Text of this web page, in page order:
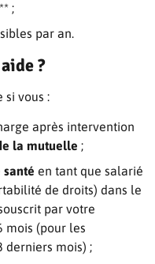
;
par an.
?
si vous :
après intervention
la mutuelle ;
santé en tant que salarié
de droits) dans le
par votre
mois (pour les
derniers mois) ;